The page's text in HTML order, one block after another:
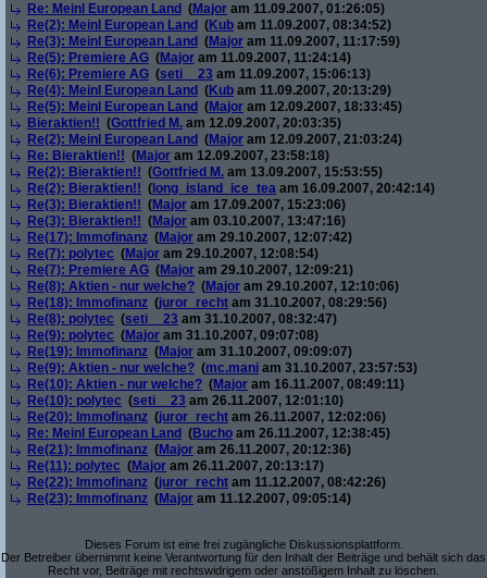
Re: Meinl European Land (Major am 11.09.2007, 01:26:05)
Re(2): Meinl European Land (Kub am 11.09.2007, 08:34:52)
Re(3): Meinl European Land (Major am 11.09.2007, 11:17:59)
Re(5): Premiere AG (Major am 11.09.2007, 11:24:14)
Re(6): Premiere AG (seti__23 am 11.09.2007, 15:06:13)
Re(4): Meinl European Land (Kub am 11.09.2007, 20:13:29)
Re(5): Meinl European Land (Major am 12.09.2007, 18:33:45)
Bieraktien!! (Gottfried M. am 12.09.2007, 20:03:35)
Re(2): Meinl European Land (Major am 12.09.2007, 21:03:24)
Re: Bieraktien!! (Major am 12.09.2007, 23:58:18)
Re(2): Bieraktien!! (Gottfried M. am 13.09.2007, 15:53:55)
Re(2): Bieraktien!! ( long_island_ice_tea am 16.09.2007, 20:42:14)
Re(3): Bieraktien!! (Major am 17.09.2007, 15:23:06)
Re(3): Bieraktien!! (Major am 03.10.2007, 13:47:16)
Re(17): Immofinanz (Major am 29.10.2007, 12:07:42)
Re(7): polytec (Major am 29.10.2007, 12:08:54)
Re(7): Premiere AG (Major am 29.10.2007, 12:09:21)
Re(8): Aktien - nur welche? (Major am 29.10.2007, 12:10:06)
Re(18): Immofinanz (juror_recht am 31.10.2007, 08:29:56)
Re(8): polytec (seti__23 am 31.10.2007, 08:32:47)
Re(9): polytec (Major am 31.10.2007, 09:07:08)
Re(19): Immofinanz (Major am 31.10.2007, 09:09:07)
Re(9): Aktien - nur welche? (mc.mani am 31.10.2007, 23:57:53)
Re(10): Aktien - nur welche? (Major am 16.11.2007, 08:49:11)
Re(10): polytec (seti__23 am 26.11.2007, 12:01:10)
Re(20): Immofinanz (juror_recht am 26.11.2007, 12:02:06)
Re: Meinl European Land (Bucho am 26.11.2007, 12:38:45)
Re(21): Immofinanz (Major am 26.11.2007, 20:12:36)
Re(11): polytec (Major am 26.11.2007, 20:13:17)
Re(22): Immofinanz (juror_recht am 11.12.2007, 08:42:26)
Re(23): Immofinanz (Major am 11.12.2007, 09:05:14)
Dieses Forum ist eine frei zugängliche Diskussionsplattform.
Der Betreiber übernimmt keine Verantwortung für den Inhalt der Beiträge und behält sich das
Recht vor, Beiträge mit rechtswidrigem oder anstößigem Inhalt zu löschen.